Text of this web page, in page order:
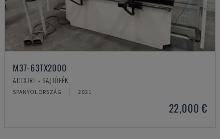
M37-63TX2000
ACCURL - SAJTÓFÉK
SPANYOLORSZÁG 2021
22,000 €